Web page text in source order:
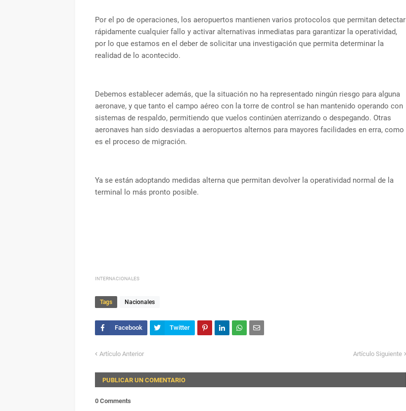
Por el po de operaciones, los aeropuertos mantienen varios protocolos que permitan detectar
rápidamente cualquier fallo y activar alternativas inmediatas para garantizar la operatividad,
por lo que estamos en el deber de solicitar una investigación que permita determinar la
realidad de lo acontecido.
Debemos establecer además, que la situación no ha representado ningún riesgo para alguna
aeronave, y que tanto el campo aéreo con la torre de control se han mantenido operando con
sistemas de respaldo, permitiendo que vuelos continúen aterrizando o despegando. Otras
aeronaves han sido desviadas a aeropuertos alternos para mayores facilidades en erra, como
es el proceso de migración.
Ya se están adoptando medidas alterna que permitan devolver la operatividad normal de la
terminal lo más pronto posible.
INTERNACIONALES
Tags Nacionales
Artículo Anterior Artículo Siguiente
PUBLICAR UN COMENTARIO
0 Comments